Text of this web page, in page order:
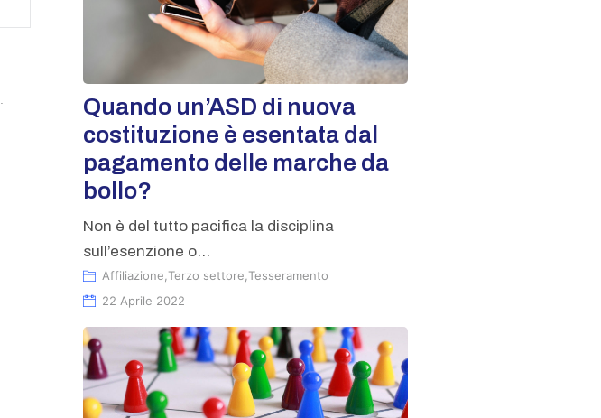
Quando un’ASD di nuova
costituzione è esentata dal
pagamento delle marche da
bollo?
Non è del tutto pacifica la disciplina
sull’esenzione o...
Affiliazione Terzo settore Tesseramento
22 Aprile 2022